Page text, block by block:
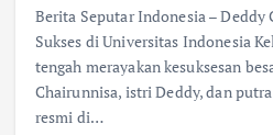
Berita Seputar Indonesia – Deddy
Sukses di Universitas Indonesia
tengah merayakan kesuksesan
Chairunnisa, istri Deddy, dan
resmi di…